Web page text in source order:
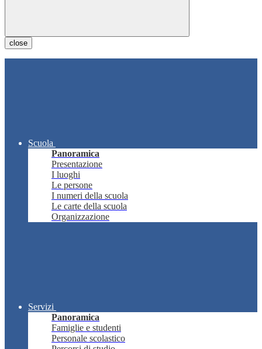
close
Scuola
Panoramica
Presentazione
I luoghi
Le persone
I numeri della scuola
Le carte della scuola
Organizzazione
Servizi
Panoramica
Famiglie e studenti
Personale scolastico